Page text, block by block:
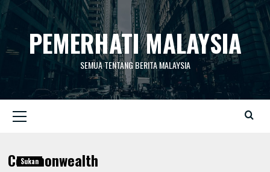
Skip
contentPEMERHATI MALAYSIA
SEMUA TENTANG BERITA MALAYSIA
Menu
Commonwealth
Sukan